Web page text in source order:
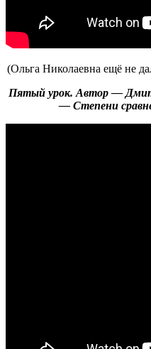
(Ольга Николаевна ещё не
Пятый урок. Автор —
— Степени